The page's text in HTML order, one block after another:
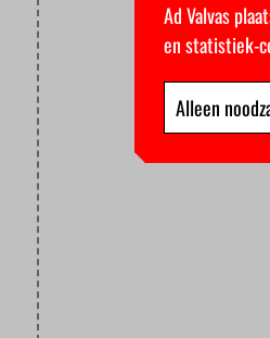
Ad Valvas
en statistiek-
Alleen